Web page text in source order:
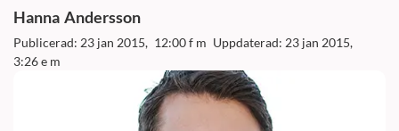
Hanna Andersson
Publicerad: 23 jan 2015, 12:00 f m Uppdaterad: 23 jan 2015,
3:26 e m